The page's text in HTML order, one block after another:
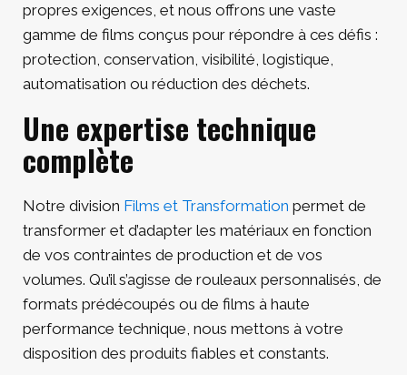
propres exigences, et nous offrons une vaste
gamme de films conçus pour répondre à ces défis :
protection, conservation, visibilité, logistique,
automatisation ou réduction des déchets.
Une expertise technique
complète
Notre division Films et Transformation permet de
transformer et d’adapter les matériaux en fonction
de vos contraintes de production et de vos
volumes. Qu’il s’agisse de rouleaux personnalisés, de
formats prédécoupés ou de films à haute
performance technique, nous mettons à votre
disposition des produits fiables et constants.